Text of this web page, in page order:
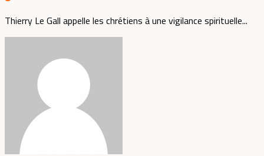
Thierry Le Gall appelle les chrétiens à une vigilance spirituelle...